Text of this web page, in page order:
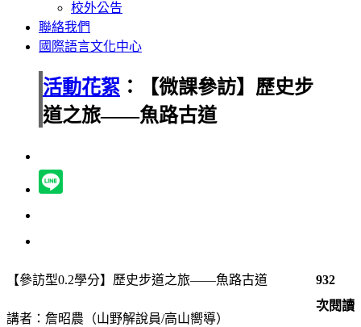
校外公告
聯絡我們
國際語言文化中心
活動花絮 ：【微課參訪】歷史步
道之旅——魚路古道
932
次閱讀
【參訪型0.2學分】歷史步道之旅——魚路古道
講者：詹昭農（山野解說員/高山嚮導）